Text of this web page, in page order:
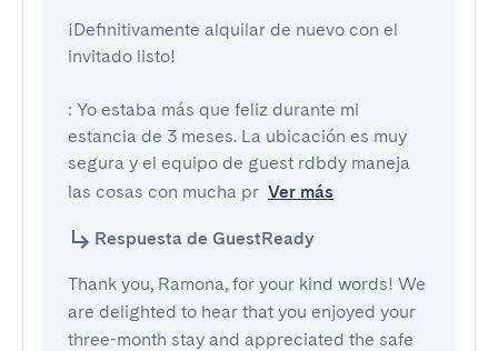
¡Definitivamente alquilar de nuevo con el
invitado listo!
: Yo estaba más que feliz durante mi
estancia de 3 meses. La ubicación es muy
segura y el equipo de guest rdbdy maneja
las cosas con mucha pr Ver más
Respuesta de GuestReady
Thank you, Ramona, for your kind words! We
are delighted to hear that you enjoyed your
three-month stay and appreciated the safe